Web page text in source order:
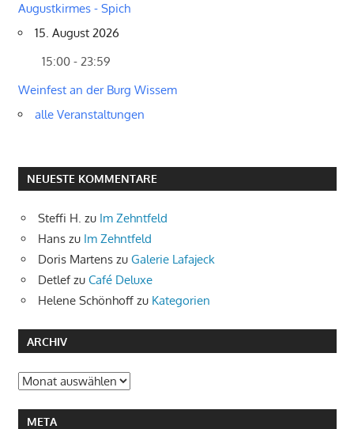
Augustkirmes - Spich
15. August 2026
15:00 - 23:59
Weinfest an der Burg Wissem
alle Veranstaltungen
NEUESTE KOMMENTARE
Steffi H. zu Im Zehntfeld
Hans zu Im Zehntfeld
Doris Martens zu Galerie Lafajeck
Detlefzu Café Deluxe
Helene Schönhoff zu Kategorien
ARCHIV
Archiv
META